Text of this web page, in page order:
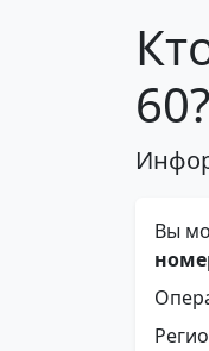
60?
Вы